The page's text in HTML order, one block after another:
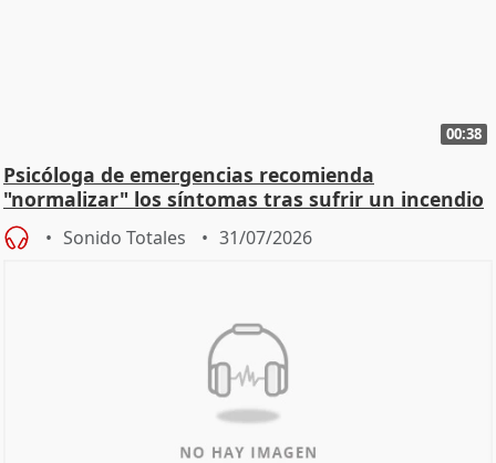
00:38
Psicóloga de emergencias recomienda
"normalizar" los síntomas tras sufrir un incendio
Sonido Totales 31/07/2026